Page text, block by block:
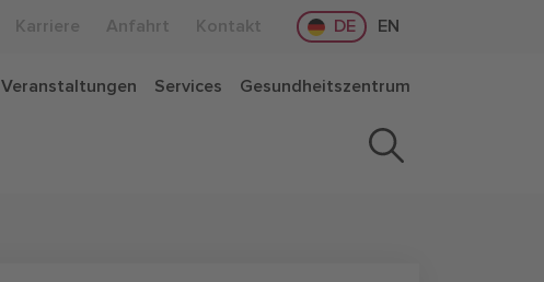
Karriere Anfahrt Kontakt DE EN
Veranstaltungen Services Gesundheitszentrum